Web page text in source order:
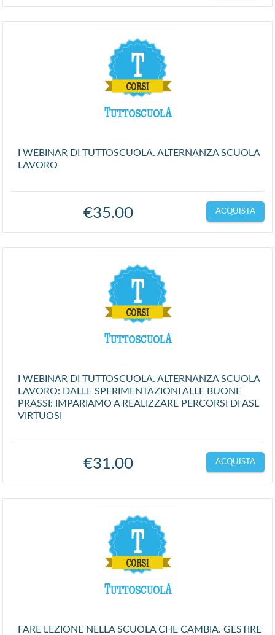
I WEBINAR DI TUTTOSCUOLA. ALTERNANZA SCUOLA
LAVORO
€35.00 ACQUISTA
I WEBINAR DI TUTTOSCUOLA. ALTERNANZA SCUOLA
LAVORO: DALLE SPERIMENTAZIONI ALLE BUONE
PRASSI: IMPARIAMO A REALIZZARE PERCORSI DI ASL
VIRTUOSI
€31.00 ACQUISTA
FARE LEZIONE NELLA SCUOLA CHE CAMBIA. GESTIRE